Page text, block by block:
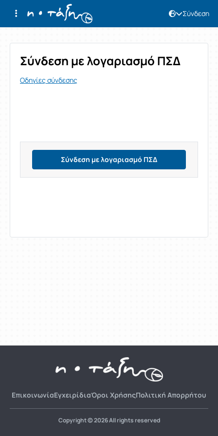
Σύνδεση
Σύνδεση
Σύνδεση με λογαριασμό ΠΣΔ
Οδηγίες σύνδεσης
Σύνδεση με λογαριασμό ΠΣΔ
ΕπικοινωνίαΕγχειρίδιαΌροι ΧρήσηςΠολιτική Απορρήτου
Copyright © 2026 All rights reserved